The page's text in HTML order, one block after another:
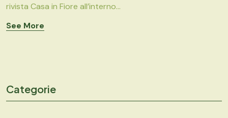
rivista Casa in Fiore all’interno...
See More
Categorie